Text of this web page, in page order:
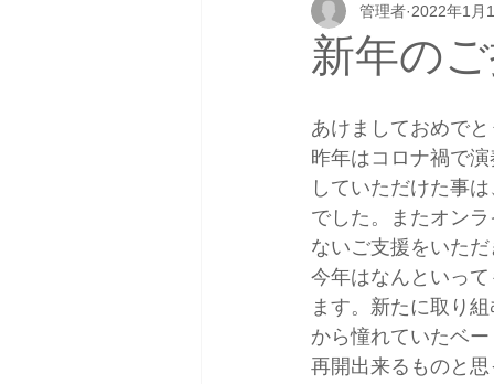
子どもに伝えるクラシック
新年の
管理者 2022年1月
あけましておめで
昨年はコロナ禍で
していただけた事
でした。またオン
ないご支援をいた
今年はなんといっ
ます。新たに取り
から憧れていたベ
再開出来るものと